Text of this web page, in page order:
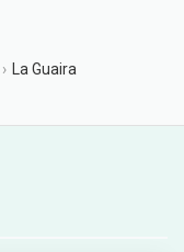
› La Guaira